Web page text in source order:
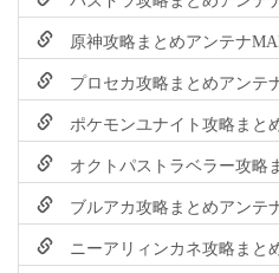
原神攻略まとめアンテナ
プロセカ攻略まとめアンテ
ポケモンユナイト攻略まと
オクトパストラベラー攻略
ブルアカ攻略まとめアンテ
ニーアリィンカネ攻略まと